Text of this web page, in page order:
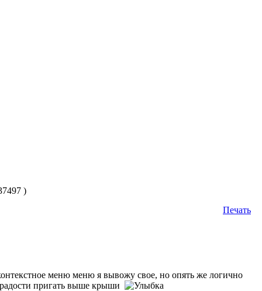
)
Печать
меню меню я вывожу свое, но опять же логично
пригать выше крыши